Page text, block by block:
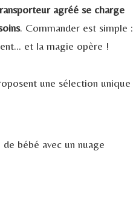
agréé se charge
. Commander est simple :
et la magie opère !
une sélection unique
bébé avec un nuage